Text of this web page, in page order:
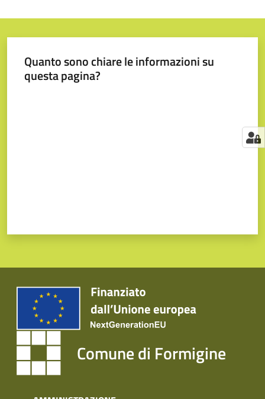
Quanto sono chiare le informazioni su
questa pagina?
Comune di Formigine